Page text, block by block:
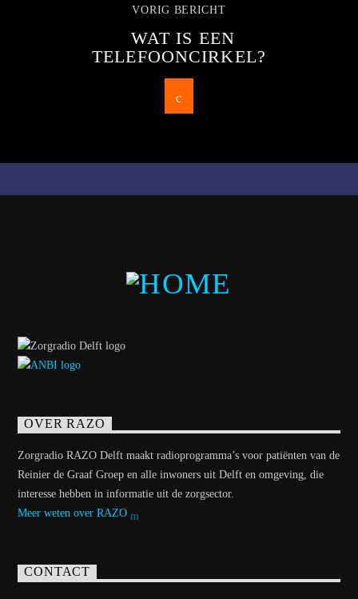
VORIG BERICHT
WAT IS EEN
TELEFOONCIRKEL?
OVER RAZO
Zorgradio RAZO Delft maakt radioprogramma’s voor patiënten van de
Reinier de Graaf Groep en alle inwoners uit Delft en omgeving, die
interesse hebben in informatie uit de zorgsector.
Meer weten over RAZO
CONTACT